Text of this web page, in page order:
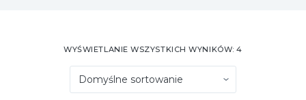
WYŚWIETLANIE WSZYSTKICH WYNIKÓW: 4